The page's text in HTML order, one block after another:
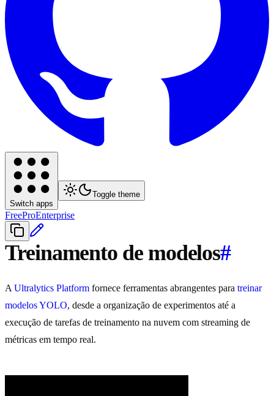
Switch apps
Toggle theme
FreeProEnterprise
Treinamento de modelos#
A Ultralytics Platform fornece ferramentas abrangentes para treinar
modelos YOLO, desde a organização de experimentos até a
execução de tarefas de treinamento na nuvem com streaming de
métricas em tempo real.